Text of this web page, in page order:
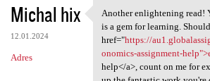
Michal hix
12.01.2024
Adres
Another enlightening
Another enlightening read!
is a gem for learning.
href="https://
onomics-assignment-
help</a>, count on me for